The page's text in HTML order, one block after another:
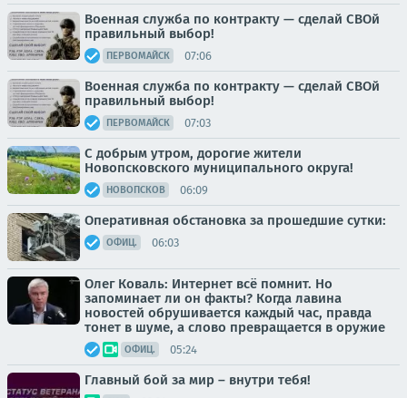
Военная служба по контракту — сделай СВОй
правильный выбор!
ПЕРВОМАЙСК 07:06
Военная служба по контракту — сделай СВОй
правильный выбор!
ПЕРВОМАЙСК 07:03
С добрым утром, дорогие жители
Новопсковского муниципального округа!
НОВОПСКОВ 06:09
Оперативная обстановка за прошедшие сутки:
ОФИЦ. 06:03
Олег Коваль: Интернет всё помнит. Но
запоминает ли он факты? Когда лавина
новостей обрушивается каждый час, правда
тонет в шуме, а слово превращается в оружие
ОФИЦ. 05:24
Главный бой за мир – внутри тебя!